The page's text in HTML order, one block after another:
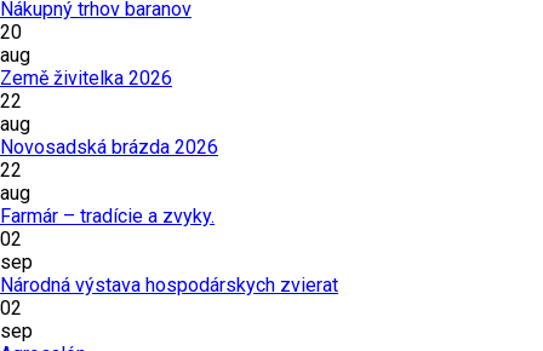
Nákupný trhov baranov
20
aug
Země živitelka 2026
22
aug
Novosadská brázda 2026
22
aug
Farmár – tradície a zvyky.
02
sep
Národná výstava hospodárskych zvierat
02
sep